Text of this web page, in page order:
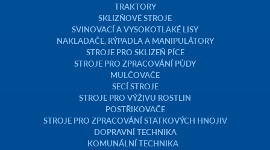
TRAKTORY
SKLIZŇOVÉ STROJE
SVINOVACÍ A VYSOKOTLAKÉ LISY
NAKLADAČE, RÝPADLA A MANIPULÁTORY
STROJE PRO SKLIZEŇ PÍCE
STROJE PRO ZPRACOVÁNÍ PŮDY
MULČOVAČE
SECÍ STROJE
STROJE PRO VÝŽIVU ROSTLIN
POSTŘIKOVAČE
STROJE PRO ZPRACOVÁNÍ STATKOVÝCH HNOJIV
DOPRAVNÍ TECHNIKA
KOMUNÁLNÍ TECHNIKA